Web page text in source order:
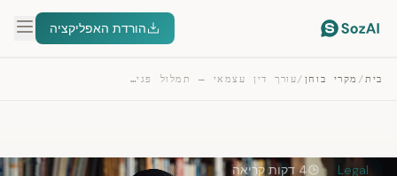
הורדת האפליקציה
בית/ מקרי בוחן / עורך דין עצמאי — תמלול פגישות ייעוץ עם לקוחות
Legal 4 דקות קריאה